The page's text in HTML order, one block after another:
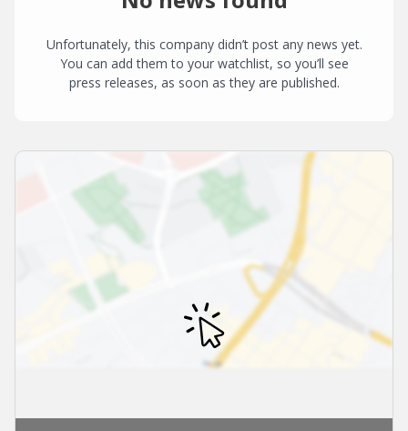
Unfortunately, this company didn’t post any news yet.
You can add them to your watchlist, so you’ll see
press releases, as soon as they are published.